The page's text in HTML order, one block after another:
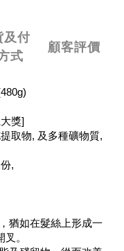
及付
式
顧客評價
獎]
取物, 及多種礦物質,
,
猶如在髮絲上形成一
。